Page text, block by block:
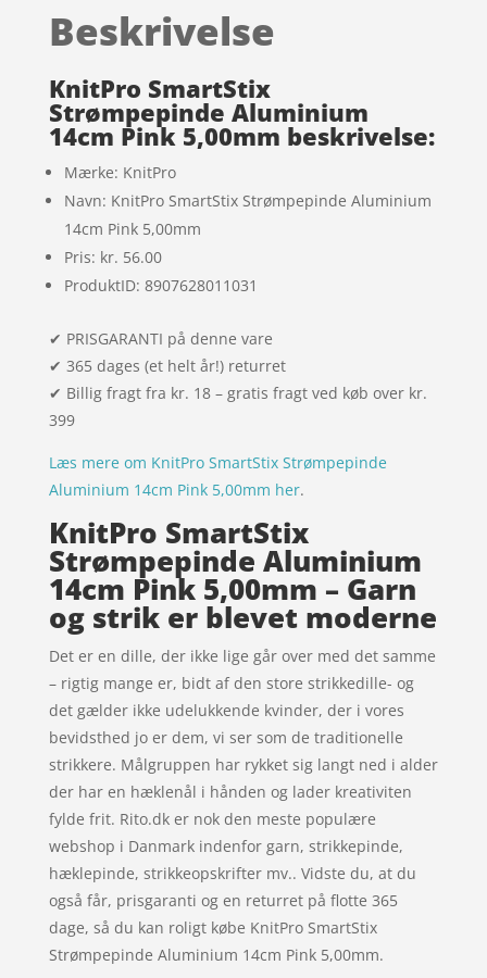
på
mmelser
Beskrivelse
KnitPro SmartStix
Strømpepinde Aluminium
14cm Pink 5,00mm beskrivelse:
Mærke: KnitPro
Navn: KnitPro SmartStix Strømpepinde Aluminium
14cm Pink 5,00mm
Pris: kr. 56.00
ProduktID: 8907628011031
✔ PRISGARANTI på denne vare
✔ 365 dages (et helt år!) returret
✔ Billig fragt fra kr. 18 – gratis fragt ved køb over kr.
399
Læs mere om KnitPro SmartStix Strømpepinde
Aluminium 14cm Pink 5,00mm her.
KnitPro SmartStix
Strømpepinde Aluminium
14cm Pink 5,00mm – Garn
og strik er blevet moderne
Det er en dille, der ikke lige går over med det samme
– rigtig mange er, bidt af den store strikkedille- og
det gælder ikke udelukkende kvinder, der i vores
bevidsthed jo er dem, vi ser som de traditionelle
strikkere. Målgruppen har rykket sig langt ned i alder
der har en hæklenål i hånden og lader kreativiten
fylde frit. Rito.dk er nok den meste populære
webshop i Danmark indenfor garn, strikkepinde,
hæklepinde, strikkeopskrifter mv.. Vidste du, at du
også får, prisgaranti og en returret på flotte 365
dage, så du kan roligt købe KnitPro SmartStix
Strømpepinde Aluminium 14cm Pink 5,00mm.